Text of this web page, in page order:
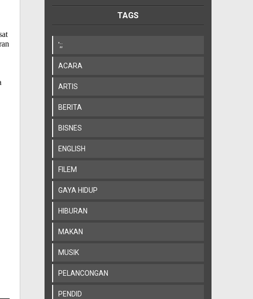
TAGS
';;
ACARA
ARTIS
BERITA
BISNES
ENGLISH
FILEM
GAYA HIDUP
HIBURAN
MAKAN
MUSIK
PELANCONGAN
PENDID